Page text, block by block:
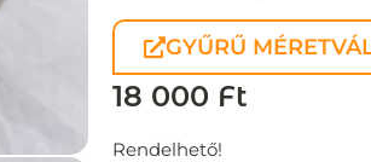
GYŰRŰ
18 000 Ft
Rendelhető!